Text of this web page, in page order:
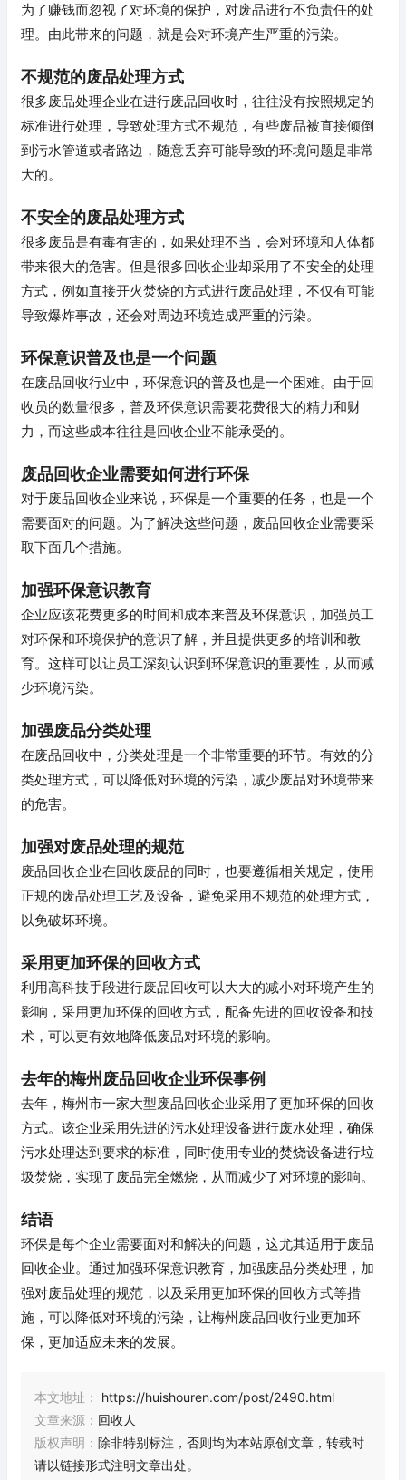
为了赚钱而忽视了对环境的保护，对废品进行不负责任的处
理。由此带来的问题，就是会对环境产生严重的污染。
不规范的废品处理方式
很多废品处理企业在进行废品回收时，往往没有按照规定的
标准进行处理，导致处理方式不规范，有些废品被直接倾倒
到污水管道或者路边，随意丢弃可能导致的环境问题是非常
大的。
不安全的废品处理方式
很多废品是有毒有害的，如果处理不当，会对环境和人体都
带来很大的危害。但是很多回收企业却采用了不安全的处理
方式，例如直接开火焚烧的方式进行废品处理，不仅有可能
导致爆炸事故，还会对周边环境造成严重的污染。
环保意识普及也是一个问题
在废品回收行业中，环保意识的普及也是一个困难。由于回
收员的数量很多，普及环保意识需要花费很大的精力和财
力，而这些成本往往是回收企业不能承受的。
废品回收企业需要如何进行环保
对于废品回收企业来说，环保是一个重要的任务，也是一个
需要面对的问题。为了解决这些问题，废品回收企业需要采
取下面几个措施。
加强环保意识教育
企业应该花费更多的时间和成本来普及环保意识，加强员工
对环保和环境保护的意识了解，并且提供更多的培训和教
育。这样可以让员工深刻认识到环保意识的重要性，从而减
少环境污染。
加强废品分类处理
在废品回收中，分类处理是一个非常重要的环节。有效的分
类处理方式，可以降低对环境的污染，减少废品对环境带来
的危害。
加强对废品处理的规范
废品回收企业在回收废品的同时，也要遵循相关规定，使用
正规的废品处理工艺及设备，避免采用不规范的处理方式，
以免破坏环境。
采用更加环保的回收方式
利用高科技手段进行废品回收可以大大的减小对环境产生的
影响，采用更加环保的回收方式，配备先进的回收设备和技
术，可以更有效地降低废品对环境的影响。
去年的梅州废品回收企业环保事例
去年，梅州市一家大型废品回收企业采用了更加环保的回收
方式。该企业采用先进的污水处理设备进行废水处理，确保
污水处理达到要求的标准，同时使用专业的焚烧设备进行垃
圾焚烧，实现了废品完全燃烧，从而减少了对环境的影响。
结语
环保是每个企业需要面对和解决的问题，这尤其适用于废品
回收企业。通过加强环保意识教育，加强废品分类处理，加
强对废品处理的规范，以及采用更加环保的回收方式等措
施，可以降低对环境的污染，让梅州废品回收行业更加环
保，更加适应未来的发展。
本文地址：
https://huishouren.com/post/2490.html
文章来源： 回收人
版权声明： 除非特别标注，否则均为本站原创文章，转载时
请以链接形式注明文章出处。